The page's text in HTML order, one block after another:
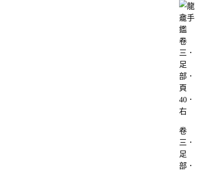
卷
三．
足
部．